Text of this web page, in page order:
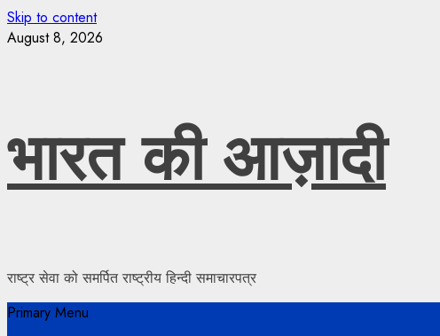
Skip to content
August 8, 2026
भारत की आज़ादी
राष्ट्र सेवा को समर्पित राष्ट्रीय हिन्दी समाचारपत्र
Primary Menu